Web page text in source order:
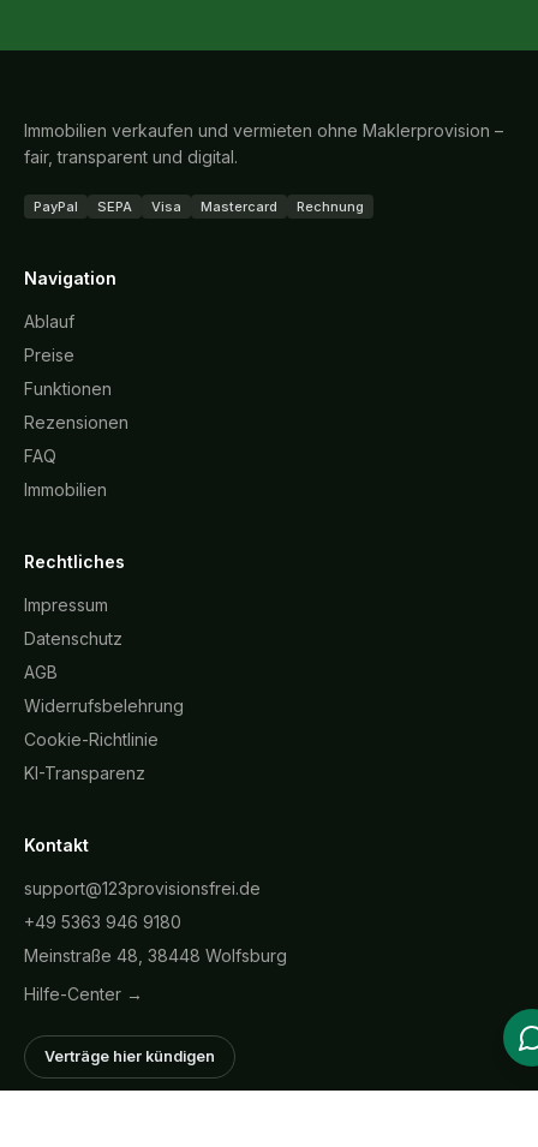
Immobilien verkaufen und vermieten ohne Maklerprovision –
fair, transparent und digital.
PayPal SEPA Visa Mastercard Rechnung
Navigation
Ablauf
Preise
Funktionen
Rezensionen
FAQ
Immobilien
Rechtliches
Impressum
Datenschutz
AGB
Widerrufsbelehrung
Cookie-Richtlinie
KI-Transparenz
Kontakt
support@123provisionsfrei.de
+49 5363 946 9180
Meinstraße 48, 38448 Wolfsburg
Hilfe-Center →
Verträge hier kündigen